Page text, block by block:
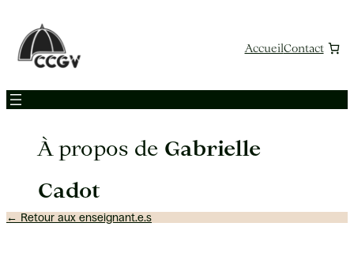
contenu
AccueilContact
À propos de Gabrielle
Cadot
← Retour aux enseignant.e.s